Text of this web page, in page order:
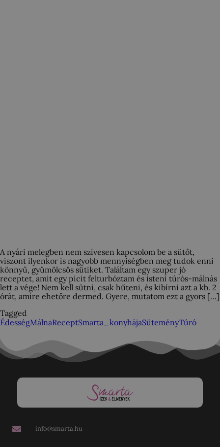
A nyári melegben nem szívesen kapcsolom be a sütőt,
viszont ilyenkor is nagyobb mennyiségben meg tudok enni
könnyű, gyümölcsös sütiket. Találtam egy szuper jó
receptet, amit egy picit felturbóztam és isteni túrós-málnás
lett a vége! Nem kell sütni, csak hűteni, és kibírni azt a kb. 2
órát, amire ehetőre dermed. Gyere, mutatom ezt a gyors […]
Tagged
ÉdességMálnaReceptSmarta_konyhájaSüteményTúró
info@smarta.hu